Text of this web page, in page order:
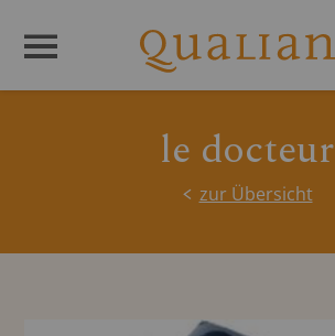
le docteur
zur Übersicht